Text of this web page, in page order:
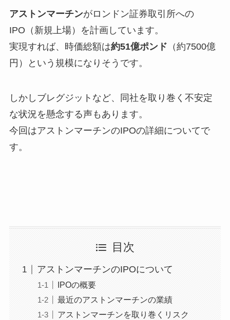
アストンマーチンがロンドン証券取引所への
IPO（新規上場）を計画しています。
実現すれば、時価総額は約51億ポンド （約7500億
円）という規模になりそうです。
しかしブレグジットなど、同社を取り巻く不安定
な状況を懸念する声もあります。
今回はアストンマーチンのIPOの詳細についてで
す。
目次
アストンマーチンのIPOについて
IPOの概要
最近のアストンマーチンの業績
アストンマーチンを取り巻くリスク